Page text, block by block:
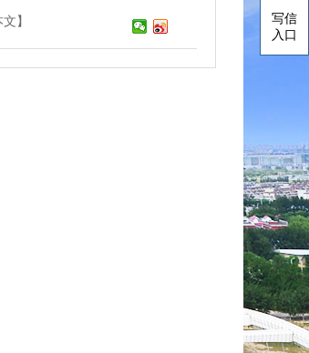
写信
入口
】